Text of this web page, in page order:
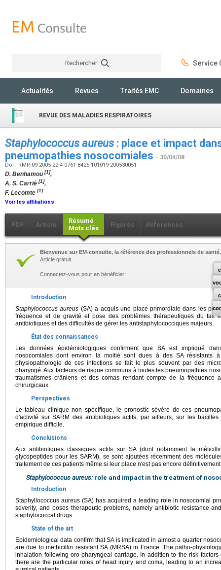
Rechercher Service
Actualités Revues Traités EMC Domaines
REVUE DES MALADIES RESPIRATOIRES
Staphylococcus aureus : place et impact
pneumopathies nosocomiales - 30/04/08
Doi : RMR-09-2005-22-4-0761-8425-101019-200530051
D. Benhamou [1],
A. S. Carrié [1],
F. Lecomte [1]
Voir les affiliations
PDF Article
Résumé
Mots clés
Figures Références
Bienvenue sur EM-consulte, la référence des professionnels de santé.
Article gratuit.
Connectez-vous pour en bénéficier!
Introduction
Staphylococcus aureus (SA) a acquis une place primordiale dans les
fréquence et de gravité et pose des problèmes thérapeutiques du fait
antibiotiques et des difficultés de gérer les antistaphylococciques majeurs.
État des connaissances
Les données épidémiologiques confirment que SA est impliqué
nosocomiales dont environ la moitié sont dues à des SA résistants
physiopathologie de ces infections se fait le plus souvent par des
pharyngé. Aux facteurs de risque communs à toutes les pneumopathies
traumatismes crâniens et des comas rendant compte de la fréquence
chirurgicaux.
Perspectives
Le tableau clinique non spécifique, le pronostic sévère de ces
d'activité sur SARM des antibiotiques actifs, par ailleurs, sur les
empirique difficile.
Conclusions
Aux antibiotiques classiques actifs sur SA (dont notamment la
glycopeptides pour les SARM), se sont ajoutées récemment des
traitement de ces patients même si leur place n'est pas encore
Staphylococcus aureus: role and impact in the treatment of
Introduction
Staphyllococcus aureus (SA) has acquired a leading role in nosocomial
severity, and poses therapeutic problems, namely antibiotic resistance
staphylococcal drugs.
State of the art
Epidemiological data confirm that SA is implicated in almost a quarter
are due to methicillin resistant SA (MRSA) in France. The patho-
inhalation following oro-pharyngeal carriage. In addition to the risk
there are the particular roles of head injury and coma, leading to an